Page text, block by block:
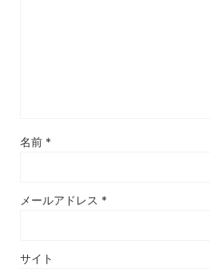
名前 *
メールアドレス *
サイト